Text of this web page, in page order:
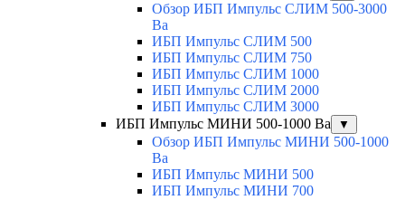
Обзор ИБП Импульс СЛИМ 500-3000
Ва
ИБП Импульс СЛИМ 500
ИБП Импульс СЛИМ 750
ИБП Импульс СЛИМ 1000
ИБП Импульс СЛИМ 2000
ИБП Импульс СЛИМ 3000
ИБП Импульс МИНИ 500-1000 Ва
▼
Обзор ИБП Импульс МИНИ 500-1000
Ва
ИБП Импульс МИНИ 500
ИБП Импульс МИНИ 700